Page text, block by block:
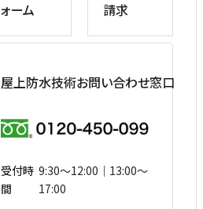
ォーム
請求
屋上防水技術お問い合わせ窓口
受付時
間
9:30〜12:00｜13:00〜
17:00